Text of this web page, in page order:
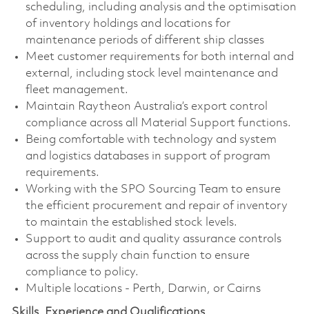
scheduling, including analysis and the optimisation
of inventory holdings and locations for
maintenance periods of different ship classes
Meet customer requirements for both internal and
external, including stock level maintenance and
fleet management.
Maintain Raytheon Australia’s export control
compliance across all Material Support functions.
Being comfortable with technology and system
and logistics databases in support of program
requirements.
Working with the SPO Sourcing Team to ensure
the efficient procurement and repair of inventory
to maintain the established stock levels.
Support to audit and quality assurance controls
across the supply chain function to ensure
compliance to policy.
Multiple locations - Perth, Darwin, or Cairns